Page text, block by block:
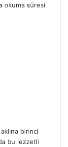
m
okuma süresi
birinci
bu lezzetli